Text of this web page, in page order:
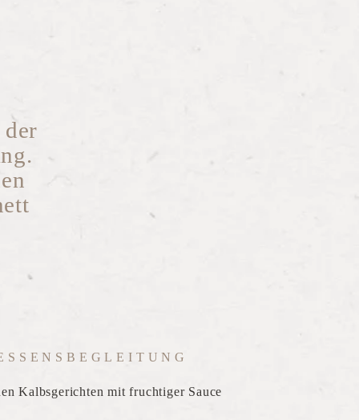
Kalbsgerichten mit fruchtiger Sauce